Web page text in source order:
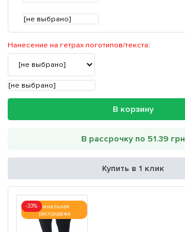
[не выбрано]
Нанесение на гетрах логотипов/текста:
[не выбрано]
В корзину
В рассрочку по 51.39 грн
Купить в 1 клик
Финальная
распродажа
-33%